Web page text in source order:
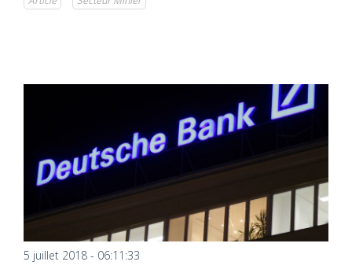
5 juillet 2018 - 06:11:33